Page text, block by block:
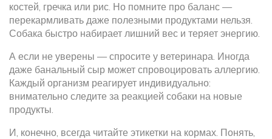
костей, гречка или рис. Но помните про баланс —
перекармливать даже полезными продуктами нельзя.
Собака быстро набирает лишний вес и теряет энергию.
А если не уверены — спросите у ветеринара. Иногда
даже банальный сыр может спровоцировать аллергию.
Каждый организм реагирует индивидуально:
внимательно следите за реакцией собаки на новые
продукты.
И, конечно, всегда читайте этикетки на кормах. Понять,